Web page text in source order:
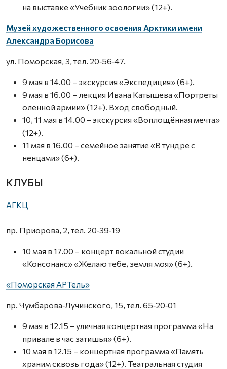
на выставке «Учебник зоологии» (12+).
Музей художественного освоения Арктики имени
Александра Борисова
ул. Поморская, 3, тел. 20‑56‑47.
9 мая в 14.00 – экскурсия «Экспедиция» (6+).
9 мая в 16.00 – лекция Ивана Катышева «Портреты
оленной армии» (12+). Вход свободный.
10, 11 мая в 14.00 – экскурсия «Воплощённая мечта»
(12+).
11 мая в 16.00 – семейное занятие «В тундре с
ненцами» (6+).
КЛУБЫ
АГКЦ
пр. Приорова, 2, тел. 20‑39‑19
10 мая в 17.00 – концерт вокальной студии
«Консонанс» «Желаю тебе, земля моя» (6+).
«Поморская АРТель»
пр. Чумбарова‑Лучинского, 15, тел. 65‑20‑01
9 мая в 12.15 – уличная концертная программа «На
привале в час затишья» (6+).
10 мая в 12.15 – концертная программа «Память
храним сквозь года» (12+). Театральная студия